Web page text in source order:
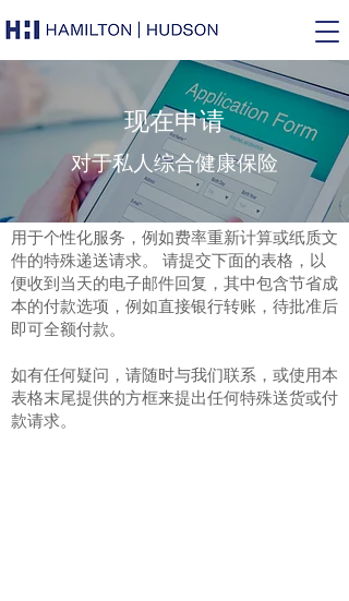
现在申请
对于私人综合健康保险
用于个性化服务，例如费率重新计算或纸质文
件的特殊递送请求。 请提交下面的表格，以
便收到当天的电子邮件回复，其中包含节省成
本的付款选项，例如直接银行转账，待批准后
即可全额付款。
如有任何疑问，请随时与我们联系，或使用本
表格末尾提供的方框来提出任何特殊送货或付
款请求。